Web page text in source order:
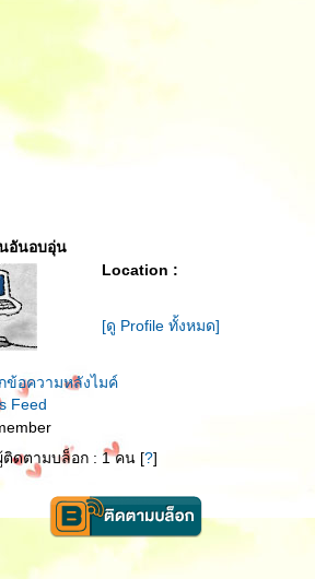
อันอบอุ่น
Location :
[ดู Profile ทั้งหมด]
ข้อความหลังไมค์
Feed
ติดตามบล็อก : 1 คน [?]